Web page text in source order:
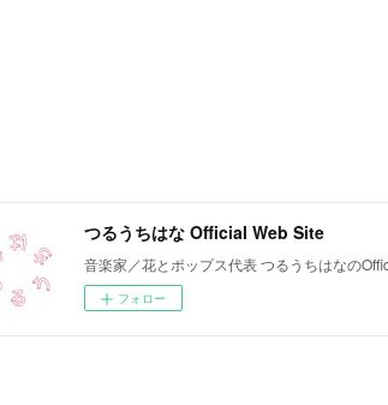
つるうちはな Official Web Site
音楽家／花とポップス代表 つるうちはなの
フォロー